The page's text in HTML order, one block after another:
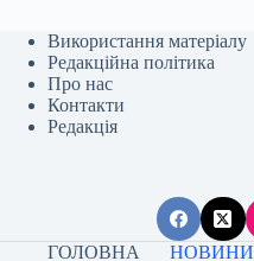
Використання матеріалу
Редакційна політика
Про нас
Контакти
Редакція
ГОЛОВНА НОВИНИ